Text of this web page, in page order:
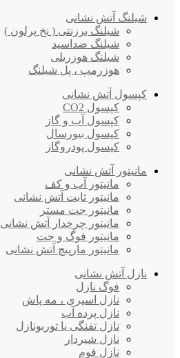
شیلنگ آتش نشانی
شیلنگ برزنتی ( نخ پرلون )
شیلنگ ضداسید
شیلنگ هوزریلی
هوزرمپ ، پل شیلنگ
کپسول آتش نشانی
کپسول CO2
کپسول آب و گاز
کپسول بیورسال
کپسول پودروگاز
مانیتور آتش نشانی
مانیتور آب و کف
مانیتور ثابت آتش نشانی
مانیتور جت مستر
مانیتور چرخدار آتش نشانی
مانیتور فوگ و جت
مانیتور مارپیچ آتش نشانی
نازل آتش نشانی
فوگ نازل
نازل اسپری ، مه پاش
نازل پرده آب
نازل تفنگی یا توربونازل
نازل شیردار
نازل فوم